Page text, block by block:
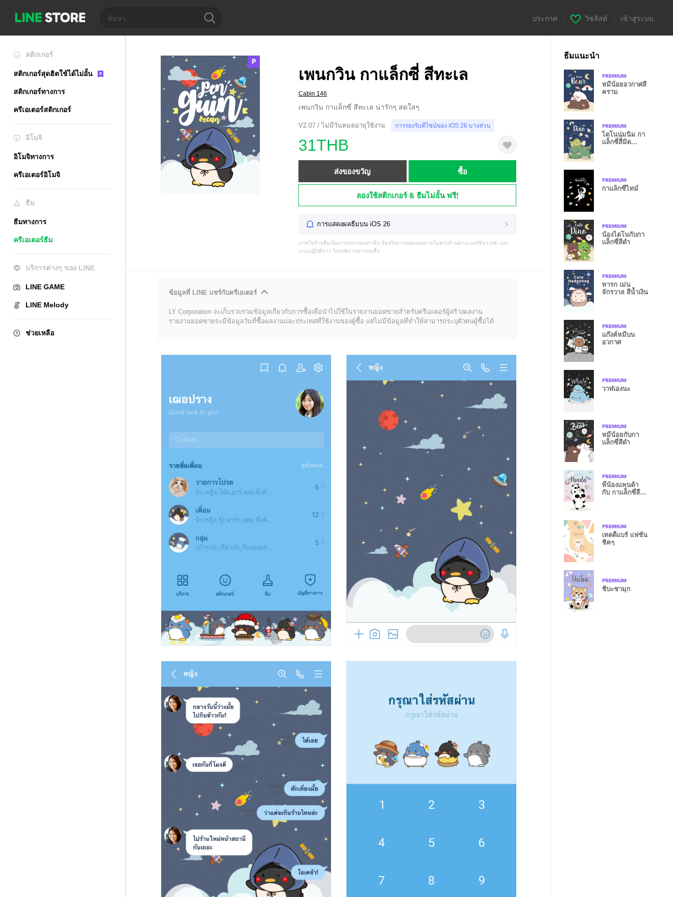
ประกาศ วิชลิสต์ เข้าสู่ระบบ
สติกเกอร์
สติกเกอร์สุดฮิตใช้ได้ไม่อั้น
สติกเกอร์ทางการ
ครีเอเตอร์สติกเกอร์
อิโมจิ
อิโมจิทางการ
ครีเอเตอร์อิโมจิ
ธีม
ธีมทางการ
ครีเอเตอร์ธีม
บริการต่างๆ ของ LINE
LINE GAME
LINE Melody
ช่วยเหลือ
เพนกวิน กาแล็กซี่ สีทะเล
Cabin 146
เพนกวิน กาแล็กซี่ สีทะเล น่ารักๆ สดใสๆ
V2.07 / ไม่มีวันหมดอายุใช้งาน การรองรับดีไซน์ของ iOS 26 บางส่วน
31THB
ส่งของขวัญ ซื้อ
ลองใช้สติกเกอร์ & ธีมไม่อั้น ฟรี!
การแสดงผลธีมบน iOS 26
ภาพในร้านธีมเป็นภาพประกอบเท่านั้น ธีมจริงอาจแสดงผลต่าง/ไม่ครบถ้วนตามเวอร์ชัน LINE และ
ระบบปฏิบัติการ โปรดพิจารณาก่อนซื้อ
ข้อมูลที่ LINE แชร์กับครีเอเตอร์
LY Corporation จะเก็บรวบรวมข้อมูลเกี่ยวกับการซื้อเพื่อนำไปใช้ในรายงานยอดขายสำหรับครีเอเตอร์ผู้สร้างผลงาน
รายงานยอดขายจะมีข้อมูลวันที่ซื้อผลงานและประเทศที่ใช้งานของผู้ซื้อ แต่ไม่มีข้อมูลที่ทำให้สามารถระบุตัวตนผู้ซื้อได้
ธีมแนะนำ
หมีน้อยอวกาศสี
คราม
ไดโนนุ่มนิ่ม กา
แล็กซี่สีมิด
กาแล็กซี่ไทม์
น้องไดโนกับกา
แล็กซี่สีดำ
ทารก เม่น
จักรวาล สีน้ำเงิน
แก๊งค์หมีบน
อวกาศ
วาฬเองนะ
หมีน้อยกับกา
แล็กซี่สีดำ
พี่น้องแพนด้า
กับ กาแล็กซี่สี
เทดดี้แบร์ แฟชั่น
ชิคๆ
ชิบะชามุก